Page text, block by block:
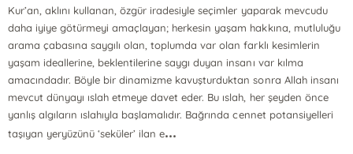
Kur’an, aklını kullanan, özgür iradesiyle seçimler yaparak mevcudu
daha iyiye götürmeyi amaçlayan; herkesin yaşam hakkına, mutluluğu
arama çabasına saygılı olan, toplumda var olan farklı kesimlerin
yaşam ideallerine, beklentilerine saygı duyan insanı var kılma
amacındadır. Böyle bir dinamizme kavuşturduktan sonra Allah insanı
mevcut dünyayı ıslah etmeye davet eder. Bu ıslah, her şeyden önce
yanlış algıların ıslahıyla başlamalıdır. Bağrında cennet potansiyelleri
taşıyan yeryüzünü ‘seküler’ ilan e...